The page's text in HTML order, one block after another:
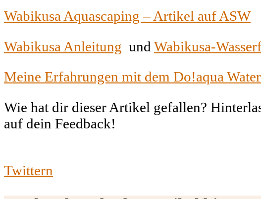
Wabikusa Aquascaping – Artikel auf ASW
Wabikusa Anleitung und Wabikusa-
Meine Erfahrungen mit dem Do!aqua
Wie hat dir dieser Artikel gefallen?
auf dein Feedback!
Twittern